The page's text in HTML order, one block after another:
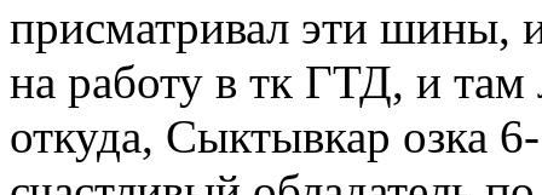
присматривал эти шины,
на работу в тк ГТД, и
откуда, Сыктывкар озка